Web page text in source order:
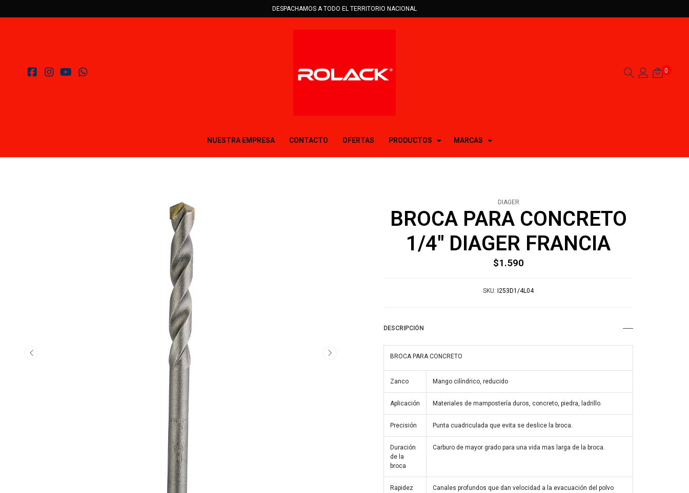
DESPACHAMOS A TODO EL TERRITORIO NACIONAL
0
NUESTRA EMPRESA CONTACTO OFERTAS PRODUCTOS MARCAS
DIAGER
BROCA PARA CONCRETO
1/4" DIAGER FRANCIA
$1.590
SKU: I253D1/4L04
DESCRIPCIÓN
BROCA PARA CONCRETO
Zanco Mango cilíndrico, reducido
Aplicación Materiales de mampostería duros, concreto, piedra, ladrillo.
Precisión Punta cuadriculada que evita se deslice la broca.
Duración
de la
broca
Carburo de mayor grado para una vida mas larga de la broca.
Rapidez
Canales profundos que dan velocidad a la evacuación del polvo